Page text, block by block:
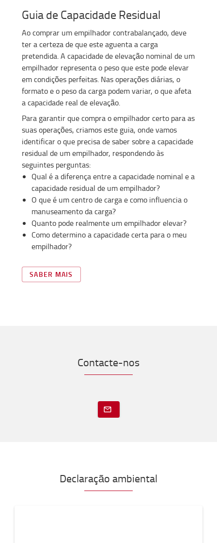
Guia de Capacidade Residual
Ao comprar um empilhador contrabalançado, deve
ter a certeza de que este aguenta a carga
pretendida. A capacidade de elevação nominal de um
empilhador representa o peso que este pode elevar
em condições perfeitas. Nas operações diárias, o
formato e o peso da carga podem variar, o que afeta
a capacidade real de elevação.
Para garantir que compra o empilhador certo para as
suas operações, criamos este guia, onde vamos
identificar o que precisa de saber sobre a capacidade
residual de um empilhador, respondendo às
seguintes perguntas:
Qual é a diferença entre a capacidade nominal e a
capacidade residual de um empilhador?
O que é um centro de carga e como influencia o
manuseamento da carga?
Quanto pode realmente um empilhador elevar?
Como determino a capacidade certa para o meu
empilhador?
SABER MAIS
Contacte-nos
Declaração ambiental